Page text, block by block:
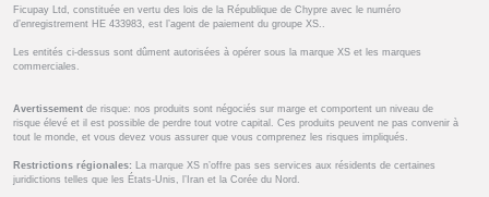
Ficupay Ltd, constituée en vertu des lois de la République de Chypre avec le numéro
d’enregistrement HE 433983, est l’agent de paiement du groupe XS..
Les entités ci-dessus sont dûment autorisées à opérer sous la marque XS et les marques
commerciales.
Avertissement de risque: nos produits sont négociés sur marge et comportent un niveau de
risque élevé et il est possible de perdre tout votre capital. Ces produits peuvent ne pas convenir à
tout le monde, et vous devez vous assurer que vous comprenez les risques impliqués.
Restrictions régionales: La marque XS n’offre pas ses services aux résidents de certaines
juridictions telles que les États-Unis, l’Iran et la Corée du Nord.